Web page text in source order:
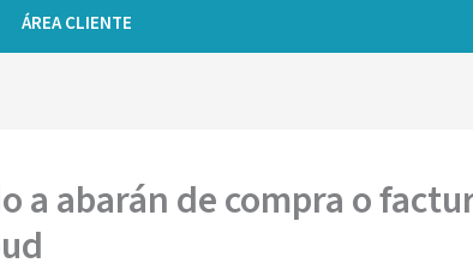
ÁREA CLIENTE
a abarán de compra o